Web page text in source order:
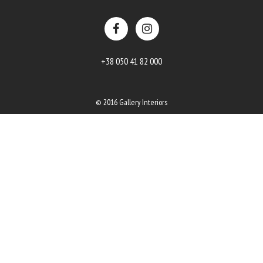
+38 050 41 82 000
© 2016 Gallery Interiors